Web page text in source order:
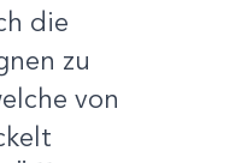
die
zu
von